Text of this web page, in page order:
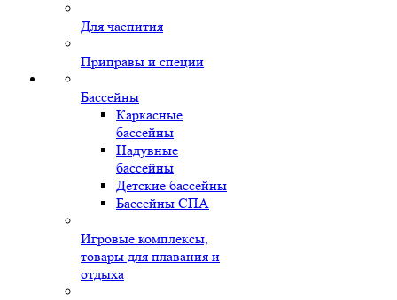
Для чаепития
Приправы и специи
Бассейны
Каркасные
бассейны
Надувные
бассейны
Детские бассейны
Бассейны СПА
Игровые комплексы,
товары для плавания и
отдыха